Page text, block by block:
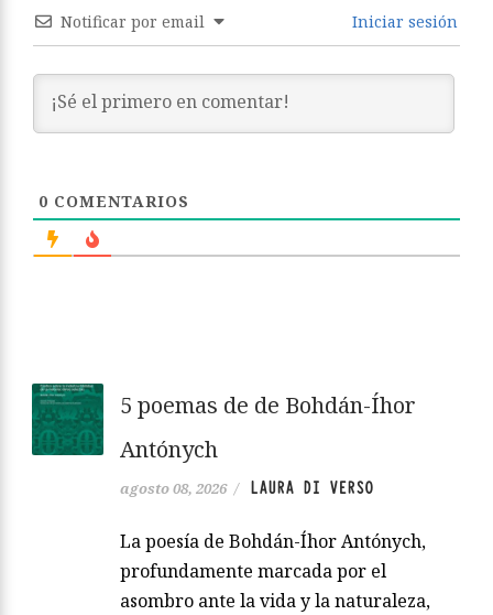
Notificar por email Iniciar sesión
0 COMENTARIOS
5 poemas de de Bohdán-Íhor
Antónych
agosto 08, 2026 / LAURA DI VERSO
La poesía de Bohdán-Íhor Antónych,
profundamente marcada por el
asombro ante la vida y la naturaleza,